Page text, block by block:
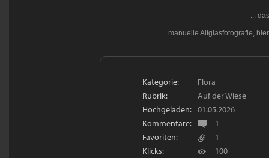
...
... manuelle Altglasfotografie,
Kategorie:
Flora
Rubrik:
Auf der Wiese
Hochgeladen: 01.05.2026
Kommentare:
1
Favoriten:
1
Klicks:
100